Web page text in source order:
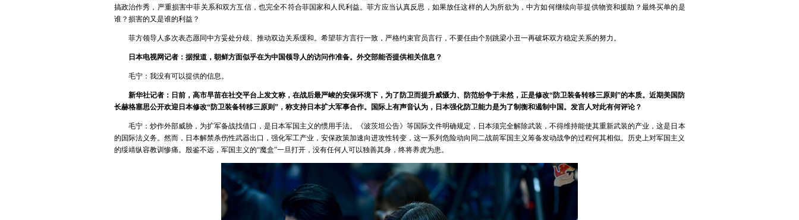
搞政治作秀，严重损害中菲关系和双方互信，也完全不符合菲国家和人民利益。菲方应当认真反思，如果放任这样的人为所欲为，中方如何继续向菲提供物资和援助？最终买单的是
谁？损害的又是谁的利益？
菲方领导人多次表态愿同中方妥处分歧、推动双边关系缓和。希望菲方言行一致，严格约束官员言行，不要任由个别跳梁小丑一再破坏双方稳定关系的努力。
日本电视网记者：据报道，朝鲜方面似乎在为中国领导人的访问作准备。外交部能否提供相关信息？
毛宁：我没有可以提供的信息。
新华社记者：日前，高市早苗在社交平台上发文称，在战后最严峻的安保环境下，为了防卫而提升威慑力、防范纷争于未然，正是修改“防卫装备转移三原则”的本质。近期美国防
长赫格塞思公开欢迎日本修改“防卫装备转移三原则”，称支持日本扩大军事合作。国际上有声音认为，日本强化防卫能力是为了制衡和遏制中国。发言人对此有何评论？
毛宁：炒作外部威胁，为扩军备战找借口，是日本军国主义的惯用手法。《波茨坦公告》等国际文件明确规定，日本须完全解除武装，不得维持能使其重新武装的产业，这是日本
的国际法义务。然而，日本解禁杀伤性武器出口，强化军工产业，安保政策加速向进攻性转变，这一系列危险动向同二战前军国主义筹备发动战争的过程何其相似。历史上对军国主义
的绥靖纵容教训惨痛。殷鉴不远，军国主义的“魔盒”一旦打开，没有任何人可以独善其身，终将养虎为患。